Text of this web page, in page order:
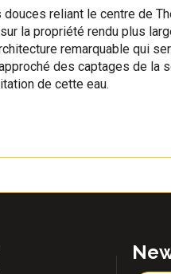
reliant le centre de
la propriété rendu plus
remarquable qui
des captages de la
de cette eau.